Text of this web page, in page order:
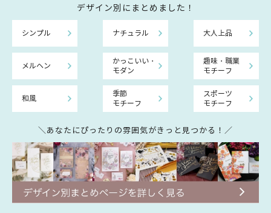
デザイン別にまとめました！
シンプル ナチュラル 大人上品
メルヘン
かっこいい・
モダン
趣味・職業
モチーフ
和風
季節
モチーフ
スポーツ
モチーフ
＼あなたにぴったりの雰囲気がきっと見つかる！／